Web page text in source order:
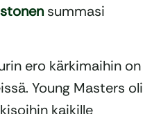
summasi
ero kärkimaihin on
Young Masters oli
kaikille